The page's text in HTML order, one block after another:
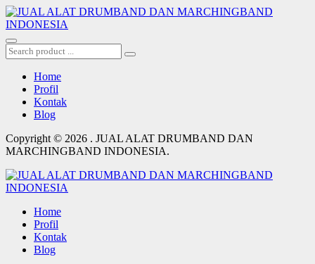
Home
Profil
Kontak
Blog
Copyright © 2026 . JUAL ALAT DRUMBAND DAN
MARCHINGBAND INDONESIA.
Home
Profil
Kontak
Blog